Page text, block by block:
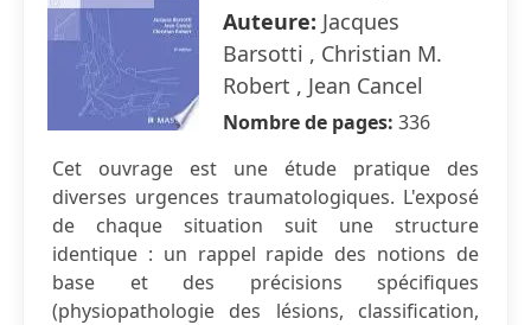
Auteure: Jacques
Barsotti , Christian M.
Robert , Jean Cancel
Nombre de pages: 336
Cet ouvrage est une étude pratique des
diverses urgences traumatologiques. L'exposé
de chaque situation suit une structure
identique : un rappel rapide des notions de
base et des précisions spécifiques
(physiopathologie des lésions, classification,